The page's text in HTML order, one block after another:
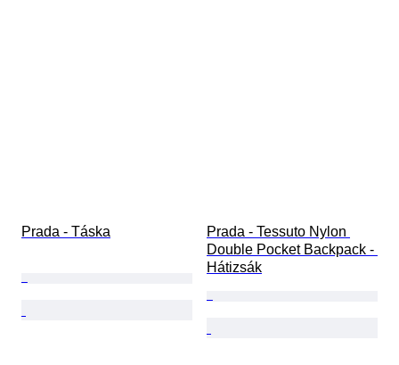
Prada - Táska
Prada - Tessuto Nylon
Double Pocket Backpack -
Hátizsák